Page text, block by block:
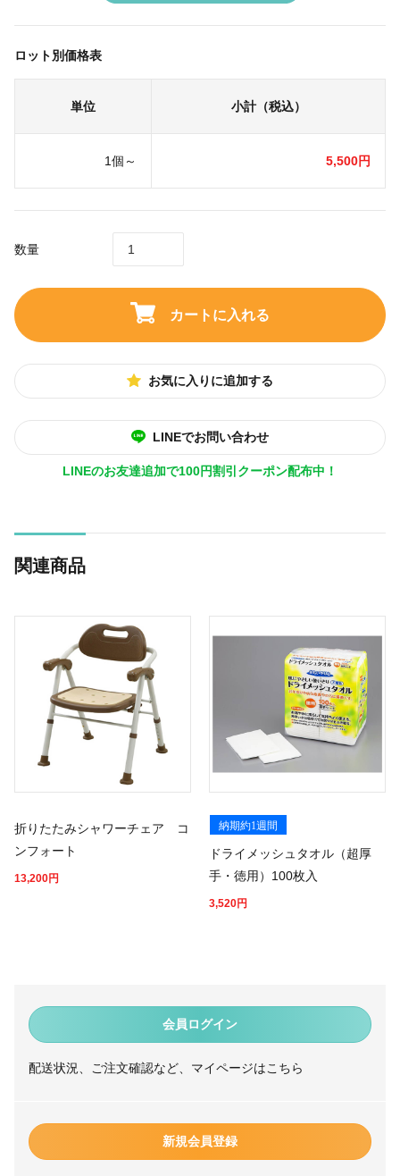
会員ログイン
配送状況、ご注文確認など、マイページはこちら
新規会員登録
ロット別価格表
単位 小計（税込）
1個～ 5,500円
数量
カートに入れる
お気に入りに追加する
LINEでお問い合わせ
LINEのお友達追加で100円割引クーポン配布中！
関連商品
折りたたみシャワーチェア コ
ンフォート
13,200円
納期約1週間
ドライメッシュタオル（超厚
手・徳用）100枚入
3,520円